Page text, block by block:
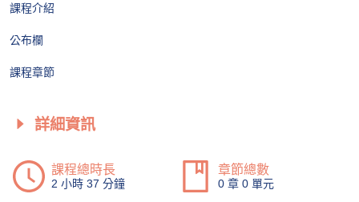
課程介紹
公布欄
課程章節
詳細資訊
課程總時長
2 小時 37 分鐘
章節總數
0 章 0 單元